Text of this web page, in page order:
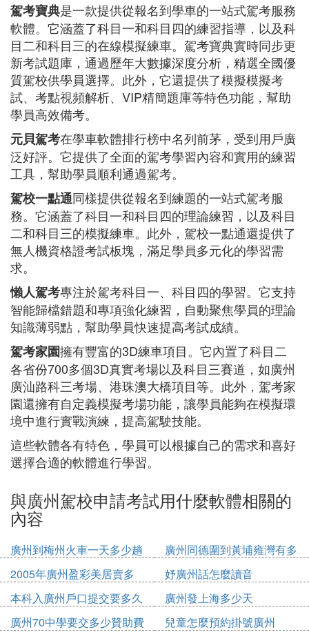
駕考寶典是一款提供從報名到學車的一站式駕考服務
軟體。它涵蓋了科目一和科目四的練習指導，以及科
目二和科目三的在線模擬練車。駕考寶典實時同步更
新考試題庫，通過歷年大數據深度分析，精選全國優
質駕校供學員選擇。此外，它還提供了模擬模擬考
試、考點視頻解析、VIP精簡題庫等特色功能，幫助
學員高效備考。
元貝駕考在學車軟體排行榜中名列前茅，受到用戶廣
泛好評。它提供了全面的駕考學習內容和實用的練習
工具，幫助學員順利通過駕考。
駕校一點通同樣提供從報名到練題的一站式駕考服
務。它涵蓋了科目一和科目四的理論練習，以及科目
二和科目三的模擬練車。此外，駕校一點通還提供了
無人機資格證考試板塊，滿足學員多元化的學習需
求。
懶人駕考專注於駕考科目一、科目四的學習。它支持
智能歸檔錯題和專項強化練習，自動聚焦學員的理論
知識薄弱點，幫助學員快速提高考試成績。
駕考家園擁有豐富的3D練車項目。它內置了科目二
各省份700多個3D真實考場以及科目三賽道，如廣州
廣汕路科三考場、港珠澳大橋項目等。此外，駕考家
園還擁有自定義模擬考場功能，讓學員能夠在模擬環
境中進行實戰演練，提高駕駛技能。
這些軟體各有特色，學員可以根據自己的需求和喜好
選擇合適的軟體進行學習。
與廣州駕校申請考試用什麼軟體相關的
內容
廣州到梅州火車一天多少趟
廣州同德圍到黃埔雍灣有多
少公里
2005年廣州盈彩美居賣多
少錢
妤廣州話怎麼讀音
本科入廣州戶口提交要多久
廣州發上海多少天
廣州70中學要交多少贊助費
兒童怎麼預約掛號廣州